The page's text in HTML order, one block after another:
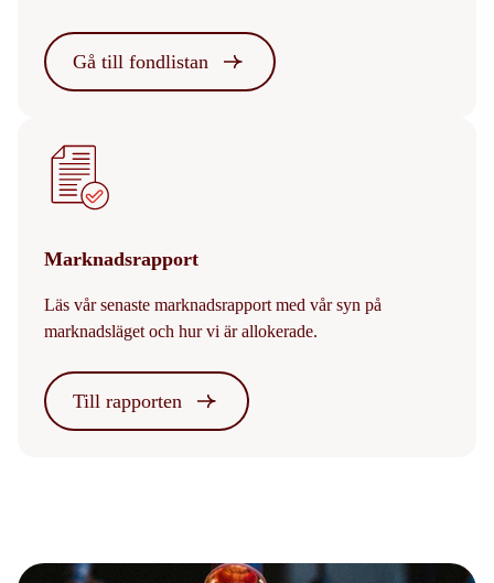
Gå till fondlistan
Marknadsrapport
Läs vår senaste marknadsrapport med vår syn på
marknadsläget och hur vi är allokerade.
Till rapporten